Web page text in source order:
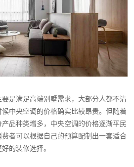
是满足高端别墅需求，大部分人都不清
中央空调的价格确实比较昂贵。但随着
品种类增多，中央空调的价格逐渐平民
者可以根据自己的预算配制出一套适合
的装修选择。